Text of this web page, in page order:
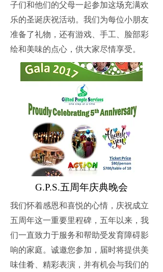
子们和他们的父母一起参加这场充满欢
乐的圣诞庆祝活动。我们为每位小朋友
准备了礼物，还有游戏、手工、脸部彩
绘和美味的点心，供大家尽情享受。
G.P.S.五周年庆典晚会
我们怀着感恩和喜悦的心情，庆祝成立
五周年这一重要里程碑，五年以来，我
们一直致力于服务和帮助受发育障碍影
响的家庭。诚邀您参加，届时将提供美
味佳肴、精彩表演，并有机会与我们的